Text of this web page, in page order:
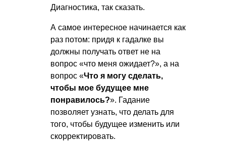
Диагностика, так сказать.
А самое интересное начинается как
раз потом: придя к гадалке вы
должны получать ответ не на
вопрос «что меня ожидает?», а на
вопрос «Что я могу сделать,
чтобы мое будущее мне
понравилось?». Гадание
позволяет узнать, что делать для
того, чтобы будущее изменить или
скорректировать.